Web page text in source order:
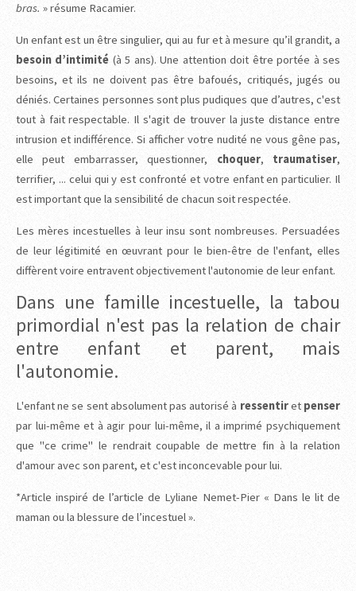
bras. » résume Racamier.
Un enfant est un être singulier, qui au fur et à mesure qu’il grandit, a
besoin d’intimité (à 5 ans). Une attention doit être portée à ses
besoins, et ils ne doivent pas être bafoués, critiqués, jugés ou
déniés. Certaines personnes sont plus pudiques que d’autres, c'est
tout à fait respectable. Il s'agit de trouver la juste distance entre
intrusion et indifférence. Si afficher votre nudité ne vous gêne pas,
elle peut embarrasser, questionner, choquer, traumatiser,
terrifier, ... celui qui y est confronté et votre enfant en particulier. Il
est important que la sensibilité de chacun soit respectée.
Les mères incestuelles à leur insu sont nombreuses. Persuadées
de leur légitimité en œuvrant pour le bien-être de l'enfant, elles
diffèrent voire entravent objectivement l'autonomie de leur enfant.
Dans une famille incestuelle, la tabou
primordial n'est pas la relation de chair
entre enfant et parent, mais
l'autonomie.
L'enfant ne se sent absolument pas autorisé à ressentiret penser
par lui-même et à agir pour lui-même, il a imprimé psychiquement
que "ce crime" le rendrait coupable de mettre fin à la relation
d'amour avec son parent, et c'est inconcevable pour lui.
*Article inspiré de l’article de Lyliane Nemet-Pier « Dans le lit de
maman ou la blessure de l’incestuel ».